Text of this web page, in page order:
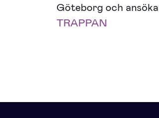
Göteborg och
TRAPPAN